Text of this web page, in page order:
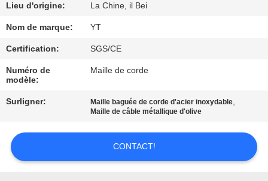
DE
QUALITÉ
CONTACTEZ-
NOUS
DEMANDEZ
Lieu d'origine: La Chine, il Bei
Nom de marque: YT
Certification: SGS/CE
Numéro de
modèle:
Maille de corde
Surligner: Maille baguée de corde d'acier inoxydable,
Maille de câble métallique d'olive
CONTACT!